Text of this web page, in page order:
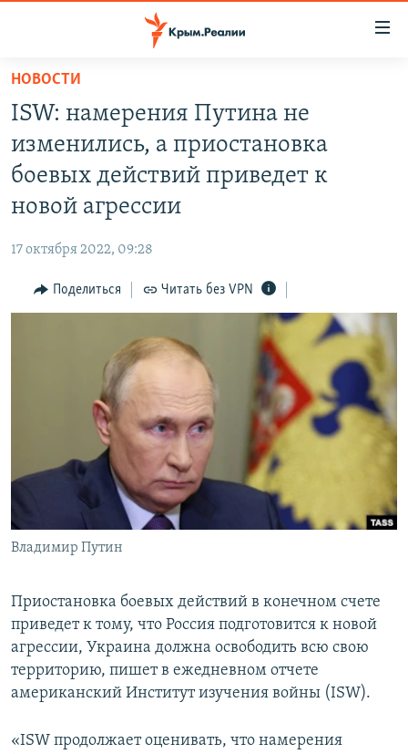
Вернуться
основному
содержанию
Вернутся
главной
Вернутся
поиску
СПЕЦПРОЕКТЫ
КАРТА ВОЕННЫХ ОБЪЕКТОВ КРЫМА
ВОДА
ИСТОРИЯ
ИНТЕРАКТИВ
ИНФОГРАФИКА
СОВЕТЫ ПРАВОЗАЩИТНИКОВ
ПРОПАВШИЕ БЕЗ ВЕСТИ
ПОБЕДИТЕЛЕЙ НЕ СУДЯТ?
КРЫМ.НЕПОКОРЕННЫЙ
УКРАИНСКАЯ ПРОБЛЕМА КРЫМА
РАДІО СВОБОДА
КАК ОБОЙТИ БЛОКИРОВКУ
ПРИСОЕДИНЯЙТЕСЬ!
Все сайты RFE/RL
НОВОСТИ
ISW: намерения Путина не
изменились, а приостановка
боевых действий приведет к
новой агрессии
17 октября 2022, 09:28
Поделиться Читать без VPN
Владимир Путин
Приостановка боевых действий в конечном счете
приведет к тому, что Россия подготовится к новой
агрессии, Украина должна освободить всю свою
территорию, пишет в ежедневном отчете
американский Институт изучения войны (ISW).
«ISW продолжает оценивать, что намерения